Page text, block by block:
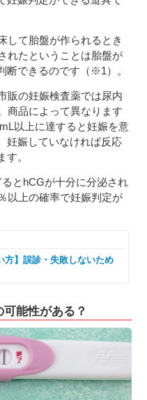
して胎盤が作られるとき
れたということは胎盤が
断できるのです（※1）。
販の妊娠検査薬では尿内
商品によって異なります
以上に達すると妊娠を意
妊娠していなければ反応
。
とhCGが十分に分泌され
以上の確率で妊娠判定が
方】誤診・失敗しないため
能性がある？